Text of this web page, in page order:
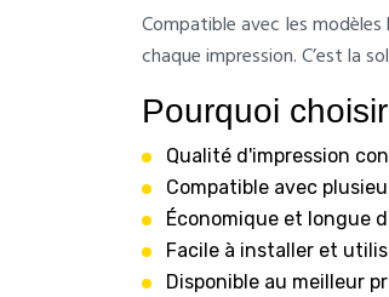
Compatible avec les modèles
chaque impression. C’est la
Pourquoi
Qualité d'impression
Compatible avec
Économique et longue
Facile à installer et
Disponible au meilleur